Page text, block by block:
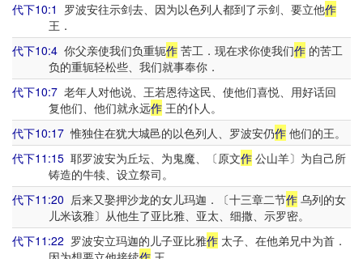
代下10:1 罗波安往示剑去、因为以色列人都到了示剑、要立他作
王．
代下10:4 你父亲使我们负重轭作 苦工．现在求你使我们作 的苦工
负的重轭轻松些、我们就事奉你．
代下10:7 老年人对他说、王若恩待这民、使他们喜悦、用好话回
复他们、他们就永远作王的仆人。
代下10:17 惟独住在犹大城邑的以色列人、罗波安仍作 他们的王。
代下11:15 耶罗波安为丘坛、为鬼魔、〔原文作 公山羊〕为自己所
铸造的牛犊、设立祭司。
代下11:20 后来又娶押沙龙的女儿玛迦．〔十三章二节作 乌列的女
儿米该雅〕从他生了亚比雅、亚太、细撒、示罗密。
代下11:22 罗波安立玛迦的儿子亚比雅作 太子、在他弟兄中为首．